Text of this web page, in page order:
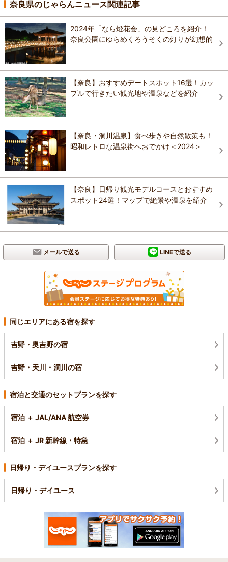
奈良県のじゃらんニュース関連記事
2024年「なら燈花会」の見どころを紹介！
奈良公園にゆらめくろうそくの灯りが幻想的
【奈良】おすすめデートスポット16選！カッ
プルで行きたい観光地や温泉などを紹介
【奈良・洞川温泉】食べ歩きや自然散策も！
昭和レトロな温泉街へおでかけ＜2024＞
【奈良】日帰り観光モデルコースとおすすめ
スポット24選！マップで絶景や温泉を紹介
メールで送る LINEで送る
同じエリアにある宿を探す
吉野・奥吉野の宿
吉野・天川・洞川の宿
宿泊と交通のセットプランを探す
宿泊 ＋ JAL/ANA 航空券
宿泊 ＋ JR 新幹線・特急
日帰り・デイユースプランを探す
日帰り・デイユース